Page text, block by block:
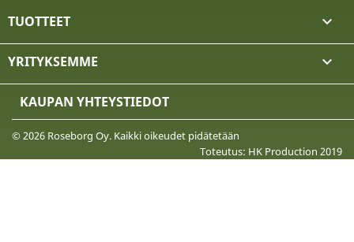
TUOTTEET 
YRITYKSEMME 
KAUPAN YHTEYSTIEDOT
© 2026 Roseborg Oy. Kaikki oikeudet pidätetään
Toteutus: HK Production 2019